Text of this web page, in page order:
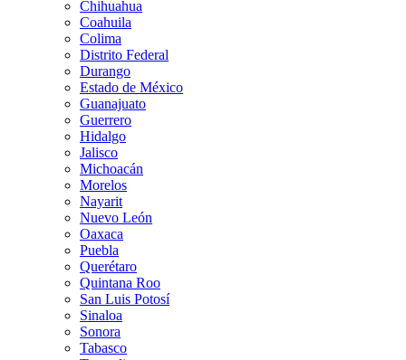
Chihuahua
Coahuila
Colima
Distrito Federal
Durango
Estado de México
Guanajuato
Guerrero
Hidalgo
Jalisco
Michoacán
Morelos
Nayarit
Nuevo León
Oaxaca
Puebla
Querétaro
Quintana Roo
San Luis Potosí
Sinaloa
Sonora
Tabasco